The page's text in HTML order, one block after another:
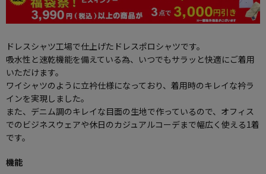
ドレスシャツ工場で仕上げたドレスポロシャツです。
吸水性と速乾機能を備えている為、いつでもサラッと快適にご着用
いただけます。
ワイシャツのように立衿仕様になっており、着用時のキレイな衿ラ
インを実現しました。
また、デニム調のキレイな目面の生地で作っているので、オフィス
でのビジネスウェアや休日のカジュアルコーデまで幅広く使える1着
です。
機能